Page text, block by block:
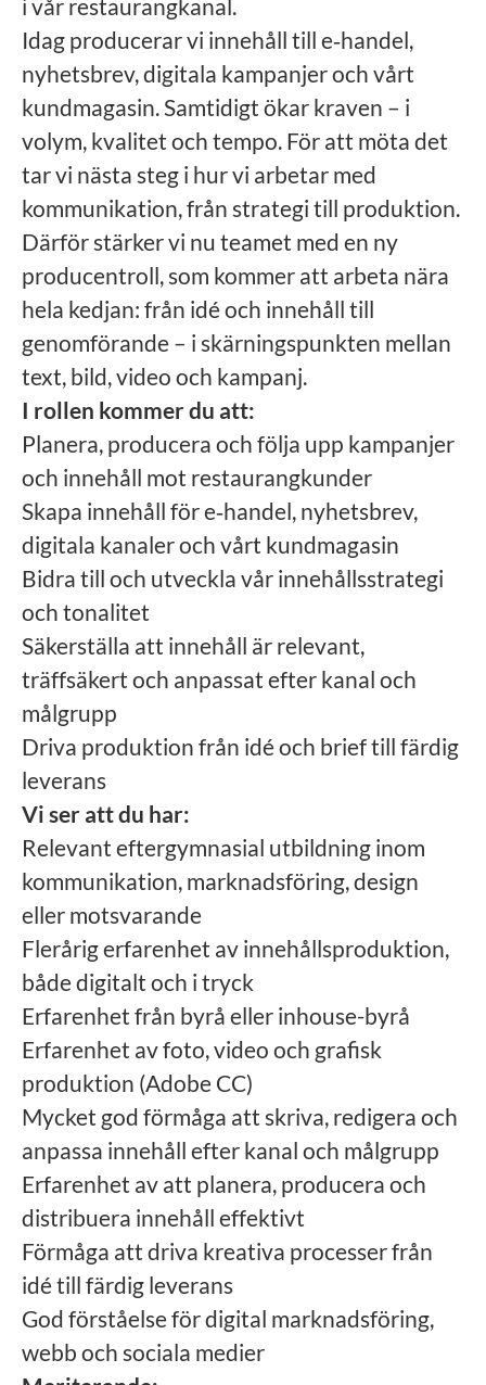
i vår restaurangkanal.
Idag producerar vi innehåll till e‑handel,
nyhetsbrev, digitala kampanjer och vårt
kundmagasin. Samtidigt ökar kraven – i
volym, kvalitet och tempo. För att möta det
tar vi nästa steg i hur vi arbetar med
kommunikation, från strategi till produktion.
Därför stärker vi nu teamet med en ny
producentroll, som kommer att arbeta nära
hela kedjan: från idé och innehåll till
genomförande – i skärningspunkten mellan
text, bild, video och kampanj.
I rollen kommer du att:
Planera, producera och följa upp kampanjer
och innehåll mot restaurangkunder
Skapa innehåll för e‑handel, nyhetsbrev,
digitala kanaler och vårt kundmagasin
Bidra till och utveckla vår innehållsstrategi
och tonalitet
Säkerställa att innehåll är relevant,
träffsäkert och anpassat efter kanal och
målgrupp
Driva produktion från idé och brief till färdig
leverans
Vi ser att du har:
Relevant eftergymnasial utbildning inom
kommunikation, marknadsföring, design
eller motsvarande
Flerårig erfarenhet av innehållsproduktion,
både digitalt och i tryck
Erfarenhet från byrå eller inhouse-byrå
Erfarenhet av foto, video och grafisk
produktion (Adobe CC)
Mycket god förmåga att skriva, redigera och
anpassa innehåll efter kanal och målgrupp
Erfarenhet av att planera, producera och
distribuera innehåll effektivt
Förmåga att driva kreativa processer från
idé till färdig leverans
God förståelse för digital marknadsföring,
webb och sociala medier